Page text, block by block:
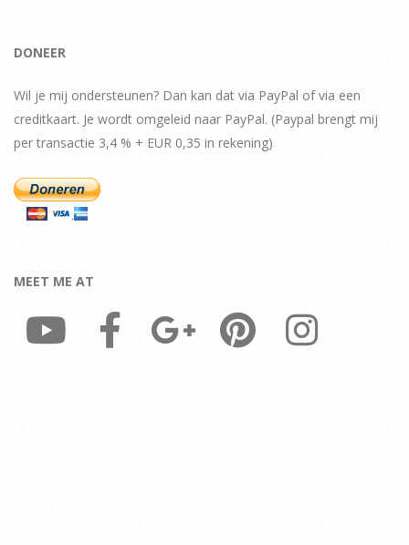
DONEER
Wil je mij ondersteunen? Dan kan dat via PayPal of via een
creditkaart. Je wordt omgeleid naar PayPal. (Paypal brengt mij
per transactie 3,4 % + EUR 0,35 in rekening)
MEET ME AT